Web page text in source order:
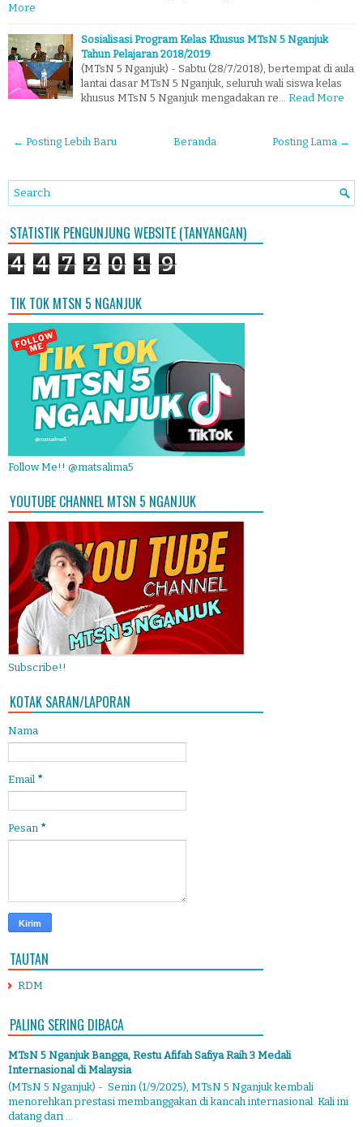
More
Sosialisasi Program Kelas Khusus MTsN 5 Nganjuk
Tahun Pelajaran 2018/2019
(MTsN 5 Nganjuk) - Sabtu (28/7/2018), bertempat di aula
lantai dasar MTsN 5 Nganjuk, seluruh wali siswa kelas
khusus MTsN 5 Nganjuk mengadakan re… Read More
← Posting Lebih Baru Posting Lama →
Beranda
STATISTIK PENGUNJUNG WEBSITE (TANYANGAN)
4 4 7 2 0 1 9
TIK TOK MTSN 5 NGANJUK
Follow Me!! @matsalima5
YOUTUBE CHANNEL MTSN 5 NGANJUK
Subscribe!!
KOTAK SARAN/LAPORAN
Nama
Email *
Pesan *
TAUTAN
RDM
PALING SERING DIBACA
MTsN 5 Nganjuk Bangga, Restu Afifah Safiya Raih 3 Medali
Internasional di Malaysia
(MTsN 5 Nganjuk) - Senin (1/9/2025), MTsN 5 Nganjuk kembali
menorehkan prestasi membanggakan di kancah internasional. Kali ini
datang dari ...